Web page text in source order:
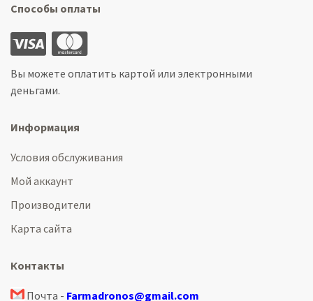
Способы оплаты
Вы можете оплатить картой или электронными
деньгами.
Информация
Условия обслуживания
Мой аккаунт
Производители
Карта сайта
Контакты
Почта - Farmadronos@gmail.com